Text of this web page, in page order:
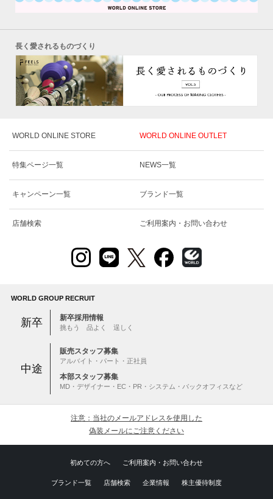
長く愛されるものづくり
WORLD ONLINE STORE WORLD ONLINE OUTLET
特集ページ一覧 NEWS一覧
キャンペーン一覧 ブランド一覧
店舗検索 ご利用案内・お問い合わせ
WORLD GROUP RECRUIT
新卒 新卒採用情報
挑もう 品よく 逞しく
中途
販売スタッフ募集
アルバイト・パート・正社員
本部スタッフ募集
MD・デザイナー・EC・PR・システム・バックオフィスなど
注意：当社のメールアドレスを使用した
偽装メールにご注意ください
初めての方へ ご利用案内・お問い合わせ
ブランド一覧 店舗検索 企業情報 株主優待制度